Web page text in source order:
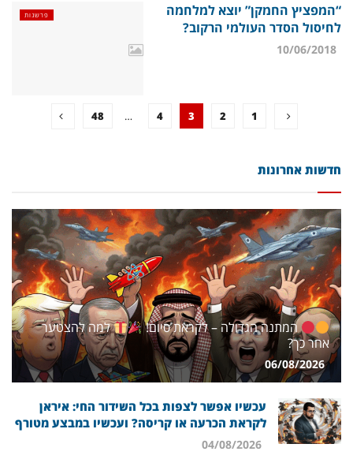
פרשנות
“המפציץ החמקן” יוצא למלחמה
לחיסול הסדר העולמי הרקוב?
1
2
3
4
…
48
חדשות אחרונות
המתנה הגדולה – לקראת סיום!
למה להצטער
אחר כך?
06/08/2026
עכשיו אפשר לצפות בכל השידור החי: איראן
לקראת הכרעה או קריסה? ועכשיו במבצע מטורף